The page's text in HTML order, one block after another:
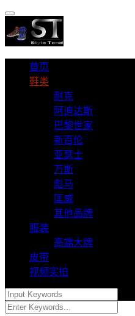
首页
鞋类
耐克
阿迪达斯
巴黎世家
新百伦
亚瑟士
万斯
彪马
匡威
其他品牌
服装
高端大牌
皮带
视频实拍